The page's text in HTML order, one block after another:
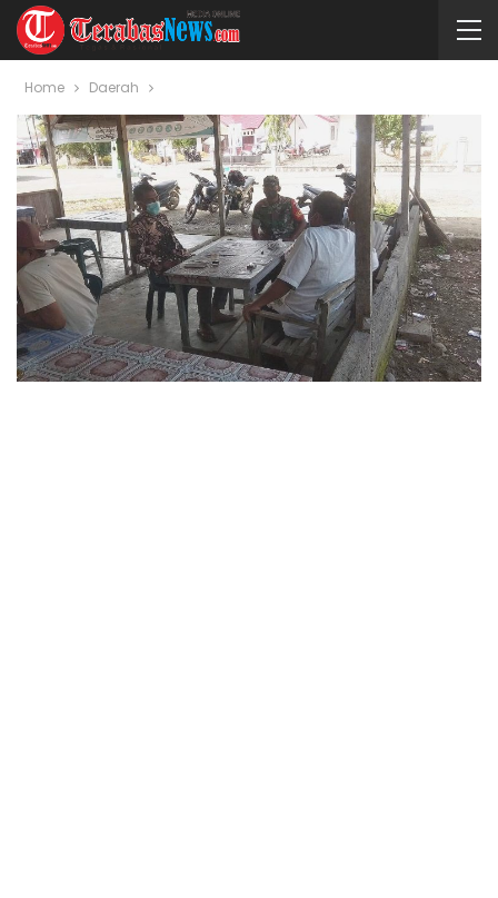
Home Daerah